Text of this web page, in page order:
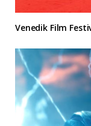
Venedik Film